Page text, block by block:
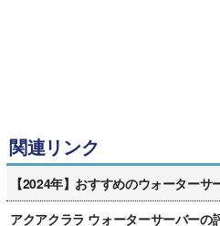
関連リンク
【2024年】おすすめのウォーターサ
アクアクララ ウォーターサーバーの